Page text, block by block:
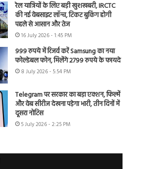
रेल यात्रियों के लिए बड़ी खुशखबरी, IRCTC
की नई वेबसाइट लॉन्च, टिकट बुकिंग होगी
पहले से आसान और तेज
16 July 2026 - 1:45 PM
999 रुपये में रिजर्व करें Samsung का नया
फोल्डेबल फोन, मिलेंगे 2799 रुपये के फायदे
8 July 2026 - 5:54 PM
Telegram पर सरकार का बड़ा एक्शन, फिल्में
और वेब सीरीज देखना पड़ेगा भारी, तीन दिनों में
दूसरा नोटिस
5 July 2026 - 2:25 PM